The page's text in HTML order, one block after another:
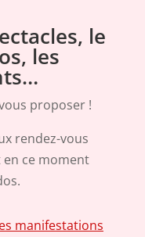
le
les
proposer !
rendez-vous
ce moment
manifestations